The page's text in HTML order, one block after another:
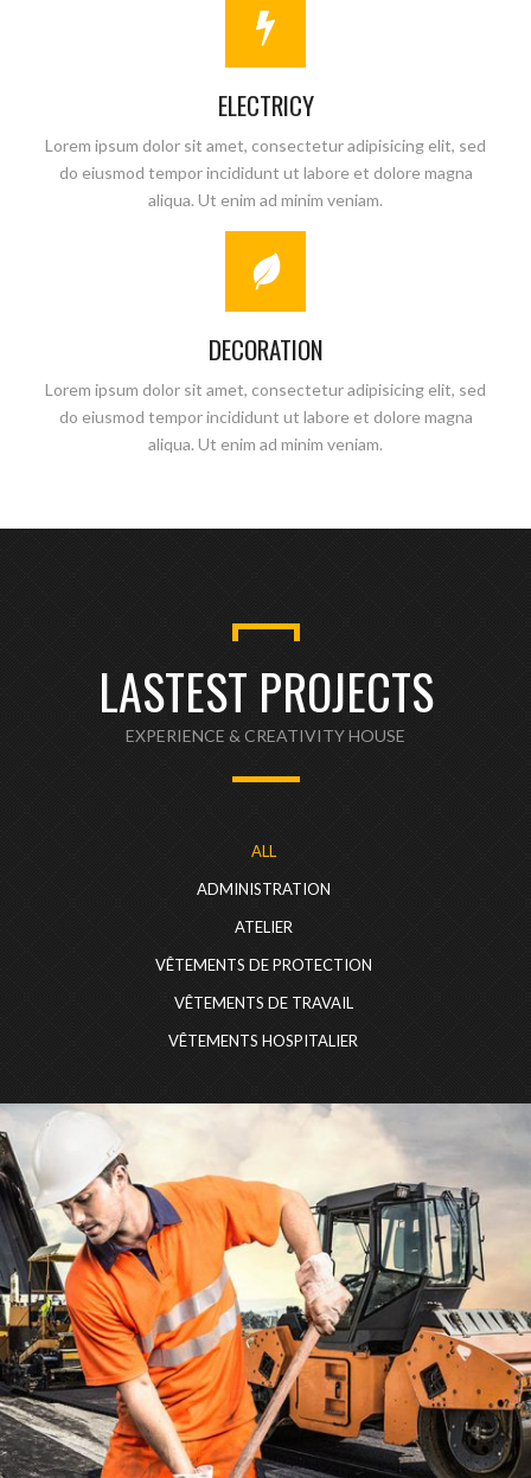
ELECTRICY
Lorem ipsum dolor sit amet, consectetur adipisicing elit, sed
do eiusmod tempor incididunt ut labore et dolore magna
aliqua. Ut enim ad minim veniam.
DECORATION
Lorem ipsum dolor sit amet, consectetur adipisicing elit, sed
do eiusmod tempor incididunt ut labore et dolore magna
aliqua. Ut enim ad minim veniam.
LASTEST PROJECTS
EXPERIENCE & CREATIVITY HOUSE
ALL
ADMINISTRATION
ATELIER
VÊTEMENTS DE PROTECTION
VÊTEMENTS DE TRAVAIL
VÊTEMENTS HOSPITALIER